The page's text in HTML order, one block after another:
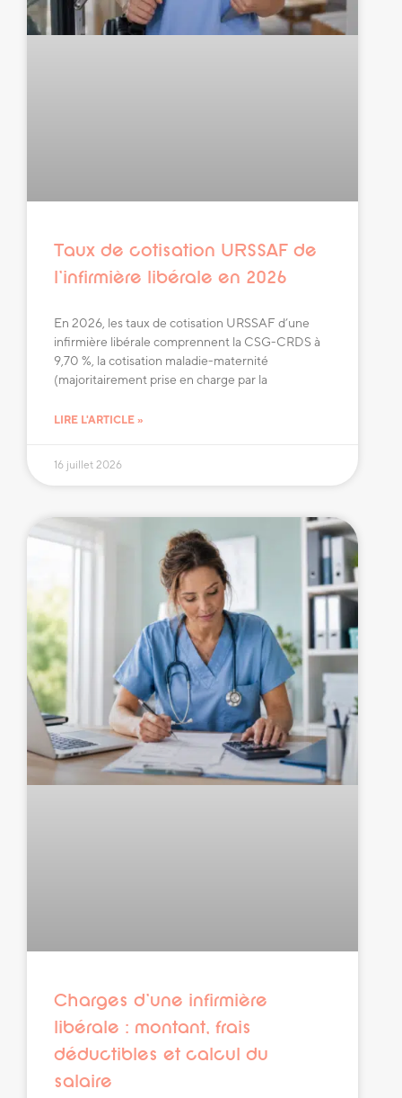
Taux de cotisation URSSAF de
l’infirmière libérale en 2026
En 2026, les taux de cotisation URSSAF d’une
infirmière libérale comprennent la CSG-CRDS à
9,70 %, la cotisation maladie-maternité
(majoritairement prise en charge par la
LIRE L'ARTICLE »
16 juillet 2026
Charges d’une infirmière
libérale : montant, frais
déductibles et calcul du
salaire